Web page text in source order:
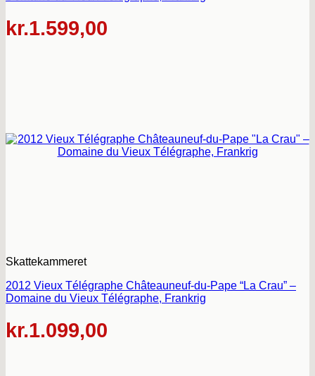
kr.1.599,00
Skattekammeret
2012 Vieux Télégraphe Châteauneuf-du-Pape “La Crau” –
Domaine du Vieux Télégraphe, Frankrig
kr.1.099,00